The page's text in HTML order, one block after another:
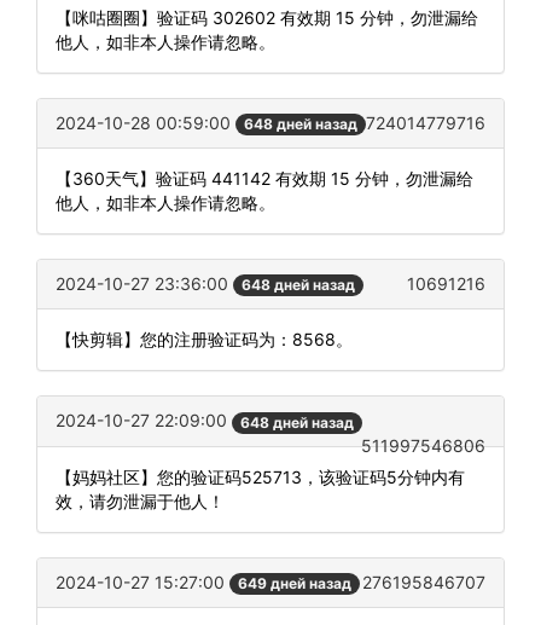
【咪咕圈圈】验证码 302602 有效期 15 分钟，勿泄漏给
他人，如非本人操作请忽略。
2024-10-28 00:59:00 648 дней назад 724014779716
【360天气】验证码 441142 有效期 15 分钟，勿泄漏给
他人，如非本人操作请忽略。
2024-10-27 23:36:00 648 дней назад 10691216
【快剪辑】您的注册验证码为：8568。
2024-10-27 22:09:00 648 дней назад
511997546806
【妈妈社区】您的验证码525713，该验证码5分钟内有
效，请勿泄漏于他人！
2024-10-27 15:27:00 649 дней назад 276195846707